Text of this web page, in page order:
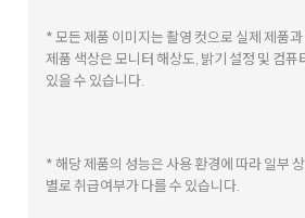
* 모든 제품 이미지는 촬영 컷으로 실제 제품과
제품 색상은 모니터 해상도, 밝기 설정 및 컴퓨
있을 수 있습니다.
* 해당 제품의 성능은 사용 환경에 따라 일부
별로 취급여부가 다를 수 있습니다.